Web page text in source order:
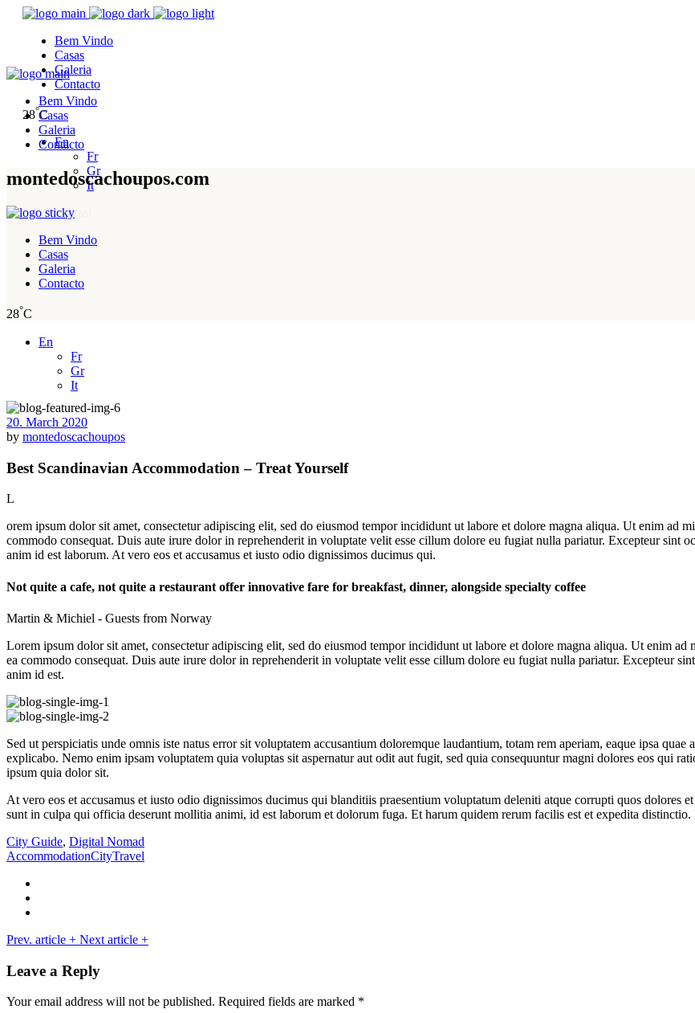
Bem Vindo
Casas
Galeria
Contacto
28°C
En
Fr
Gr
It
Bem Vindo
Casas
Galeria
Contacto
28°C
En
Fr
Gr
It
Bem Vindo
Casas
Galeria
Contacto
montedoscachoupos.com
Bed & Breakfast
20. March 2020
by montedoscachoupos
Best Scandinavian Accommodation – Treat Yourself
L
orem ipsum dolor sit amet, consectetur adipiscing elit, sed do eiusmod tempor incididunt ut labore et dolore magna aliqua. Ut enim ad
commodo consequat. Duis aute irure dolor in reprehenderit in voluptate velit esse cillum dolore eu fugiat nulla pariatur. Excepteur sint
anim id est laborum. At vero eos et accusamus et iusto odio dignissimos ducimus qui.
Not quite a cafe, not quite a restaurant offer innovative fare for breakfast, dinner, alongside specialty coffee
Martin & Michiel - Guests from Norway
Lorem ipsum dolor sit amet, consectetur adipiscing elit, sed do eiusmod tempor incididunt ut labore et dolore magna aliqua. Ut enim
ea commodo consequat. Duis aute irure dolor in reprehenderit in voluptate velit esse cillum dolore eu fugiat nulla pariatur. Excepteur
anim id est.
Sed ut perspiciatis unde omnis iste natus error sit voluptatem accusantium doloremque laudantium, totam rem aperiam, eaque ipsa
explicabo. Nemo enim ipsam voluptatem quia voluptas sit aspernatur aut odit aut fugit, sed quia consequuntur magni dolores eos qui
ipsum quia dolor sit.
At vero eos et accusamus et iusto odio dignissimos ducimus qui blanditiis praesentium voluptatum deleniti atque corrupti quos dolores
sunt in culpa qui officia deserunt mollitia animi, id est laborum et dolorum fuga. Et harum quidem rerum facilis est et expedita
City Guide, Digital Nomad
AccommodationCityTravel
Prev. article + Next article +
Leave a Reply
Your email address will not be published. Required fields are marked *